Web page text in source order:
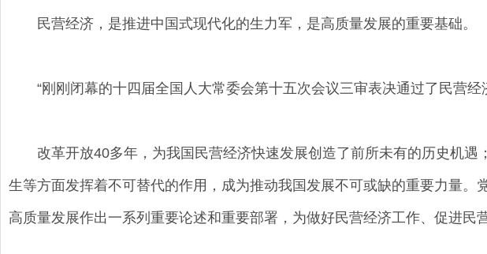
民营经济，是推进中国式现代化的生力军，是高质量发展的重要基础。
“刚刚闭幕的十四届全国人大常委会第十五次会议三审表决通过了民营经
改革开放40多年，为我国民营经济快速发展创造了前所未有的历史机遇
生等方面发挥着不可替代的作用，成为推动我国发展不可或缺的重要力量
高质量发展作出一系列重要论述和重要部署，为做好民营经济工作、促进民